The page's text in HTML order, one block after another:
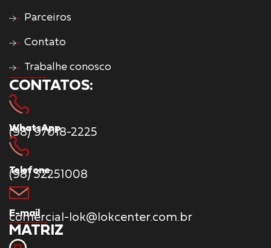
Parceiros
Contato
Trabalhe conosco
CONTATOS:
WhatsApp
(98) 97018-2225
Telefone
(98) 32251008
E-mail
comercial-lok@lokcenter.com.br
MATRIZ